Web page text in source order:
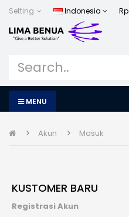
Setting Indonesia Rp
MENU
Akun Masuk
KUSTOMER BARU
Registrasi Akun